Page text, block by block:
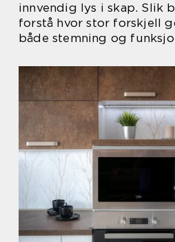
innvendig lys i skap. Slik
forstå hvor stor forskjell
både stemning og